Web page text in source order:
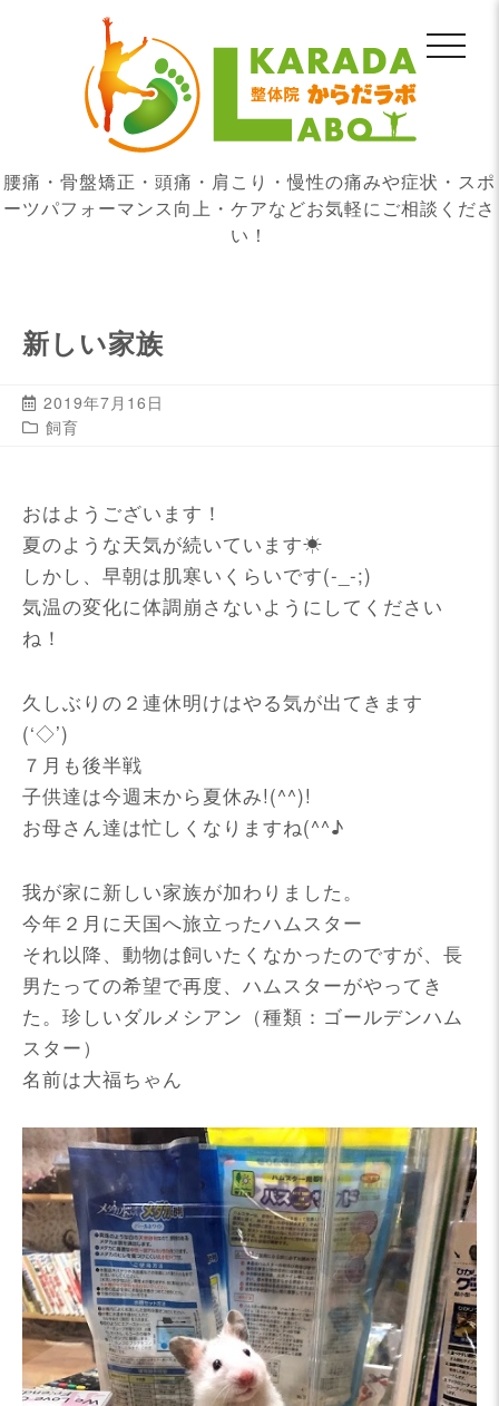
腰痛・骨盤矯正・頭痛・肩こり・慢性の痛みや症状・スポ
ーツパフォーマンス向上・ケアなどお気軽にご相談くださ
い！
新しい家族
2019年7月16日
飼育
おはようございます！
夏のような天気が続いています☀
しかし、早朝は肌寒いくらいです(-_-;)
気温の変化に体調崩さないようにしてください
ね！
久しぶりの２連休明けはやる気が出てきます
(‘◇’)ゞ
７月も後半戦
子供達は今週末から夏休み!(^^)!
お母さん達は忙しくなりますね(^^♪
我が家に新しい家族が加わりました。
今年２月に天国へ旅立ったハムスター
それ以降、動物は飼いたくなかったのですが、長
男たっての希望で再度、ハムスターがやってき
た。珍しいダルメシアン（種類：ゴールデンハム
スター）
名前は大福ちゃん